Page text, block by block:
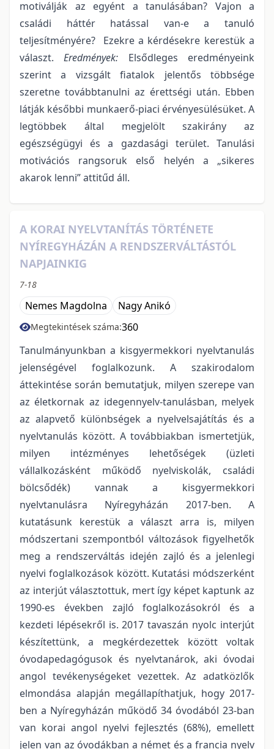
motiválják az egyént a tanulásában? Vajon a
családi háttér hatással van-e a tanuló
teljesítményére? Ezekre a kérdésekre kerestük a
választ.Eredmények: Elsődleges eredményeink
szerint a vizsgált fiatalok jelentős többsége
szeretne továbbtanulni az érettségi után. Ebben
látják későbbi munkaerő-piaci érvényesülésüket. A
legtöbbek által megjelölt szakirány az
egészségügyi és a gazdasági terület. Tanulási
motivációs rangsoruk első helyén a „sikeres
akarok lenni” attitűd áll.
A KORAI NYELVTANÍTÁS TÖRTÉNETE
NYÍREGYHÁZÁN A RENDSZERVÁLTÁSTÓL
NAPJAINKIG
7-18
Nemes Magdolna Nagy Anikó
Megtekintések száma:360
Tanulmányunkban a kisgyermekkori nyelvtanulás
jelenségével foglalkozunk. A szakirodalom
áttekintése során bemutatjuk, milyen szerepe van
az életkornak az idegennyelv-tanulásban, melyek
az alapvető különbségek a nyelvelsajátítás és a
nyelvtanulás között. A továbbiakban ismertetjük,
milyen intézményes lehetőségek (üzleti
vállalkozásként működő nyelviskolák, családi
bölcsődék) vannak a kisgyermekkori
nyelvtanulásra Nyíregyházán 2017-ben. A
kutatásunk kerestük a választ arra is, milyen
módszertani szempontból változások figyelhetők
meg a rendszerváltás idején zajló és a jelenlegi
nyelvi foglalkozások között. Kutatási módszerként
az interjút választottuk, mert így képet kaptunk az
1990-es években zajló foglalkozásokról és a
kezdeti lépésekről is. 2017 tavaszán nyolc interjút
készítettünk, a megkérdezettek között voltak
óvodapedagógusok és nyelvtanárok, aki óvodai
angol tevékenységeket vezettek. Az adatközlők
elmondása alapján megállapíthatjuk, hogy 2017-
ben a Nyíregyházán működő 34 óvodából 23-ban
van korai angol nyelvi fejlesztés (68%), emellett
jelen van az óvodákban a német és a francia nyelv